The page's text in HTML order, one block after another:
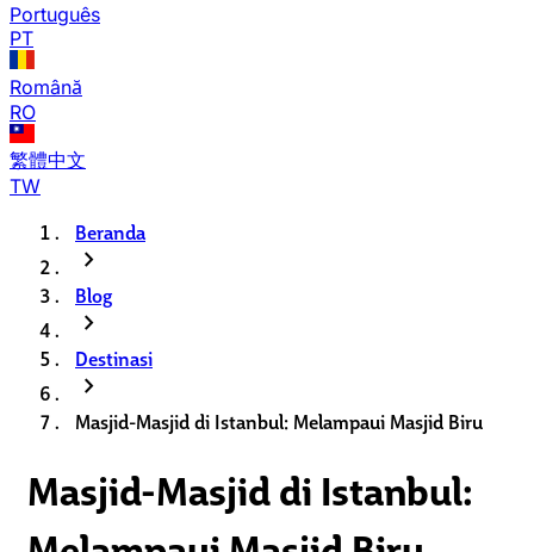
Português
PT
Română
RO
繁體中文
TW
Beranda
chevron_right
Blog
chevron_right
Destinasi
chevron_right
Masjid-Masjid di Istanbul: Melampaui Masjid Biru
Masjid-Masjid di Istanbul: